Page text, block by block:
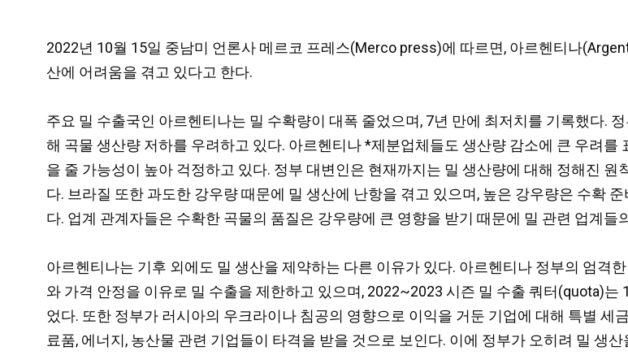
2022년 10월 15일 중남미 언론사 메르코 프레스(Merco press)에 따르면, 아르헨티나
산에 어려움을 겪고 있다고 한다.
주요 밀 수출국인 아르헨티나는 밀 수확량이 대폭 줄었으며, 7년 만에 최저치를 기록했다.
해 곡물 생산량 저하를 우려하고 있다. 아르헨티나 *제분업체들도 생산량 감소에 큰 우려
을 줄 가능성이 높아 걱정하고 있다. 정부 대변인은 현재까지는 밀 생산량에 대해 정해진 원
다. 브라질 또한 과도한 강우량 때문에 밀 생산에 난항을 겪고 있으며, 높은 강우량은 수확
다. 업계 관계자들은 수확한 곡물의 품질은 강우량에 큰 영향을 받기 때문에 밀 관련 업계
아르헨티나는 기후 외에도 밀 생산을 제약하는 다른 이유가 있다. 아르헨티나 정부의 엄격
와 가격 안정을 이유로 밀 수출을 제한하고 있으며, 2022~2023 시즌 밀 수출 쿼터(quota)
었다. 또한 정부가 러시아의 우크라이나 침공의 영향으로 이익을 거둔 기업에 대해 특별 세
료품, 에너지, 농산물 관련 기업들이 타격을 받을 것으로 보인다. 이에 정부가 오히려 밀 생